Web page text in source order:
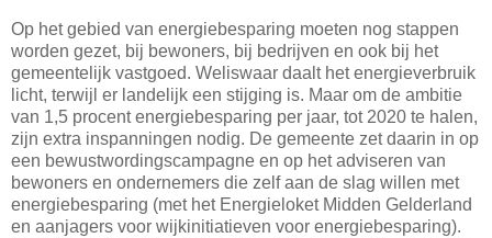
Op het gebied van energiebesparing moeten nog stappen
worden gezet, bij bewoners, bij bedrijven en ook bij het
gemeentelijk vastgoed. Weliswaar daalt het energieverbruik
licht, terwijl er landelijk een stijging is. Maar om de ambitie
van 1,5 procent energiebesparing per jaar, tot 2020 te halen,
zijn extra inspanningen nodig. De gemeente zet daarin in op
een bewustwordingscampagne en op het adviseren van
bewoners en ondernemers die zelf aan de slag willen met
energiebesparing (met het Energieloket Midden Gelderland
en aanjagers voor wijkinitiatieven voor energiebesparing).